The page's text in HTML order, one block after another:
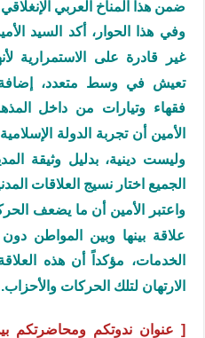
ضمن هذا المناخ العربي
وفي هذا الحوار، أكد السيد
غير قادرة على الاستمرارية
تعيش في وسط متعدد،
فقهاء وتيارات من داخل
الأمين أن تجربة الدولة
وليست دينية، بدليل وثيقة
الجميع اختار نسيج العلاقات
واعتبر الأمين أن ما يضعف
علاقة بينها وبين المواطن
الخدمات، مؤكداً أن هذه
الارتهان لتلك الحركات والأحزاب.
[ عنوان ندوتكم ومحاضرتكم بين